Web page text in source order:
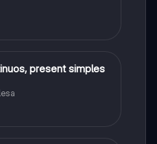
present simples